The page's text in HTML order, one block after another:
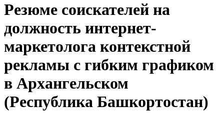
Резюме соискателей на
должность интернет-
маркетолога контекстной
рекламы с гибким графиком
в Архангельском
(Республика Башкортостан)